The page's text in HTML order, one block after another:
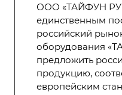
ООО «ТАЙФУН
единственным
российский
оборудования
предложить
продукцию,
европейским